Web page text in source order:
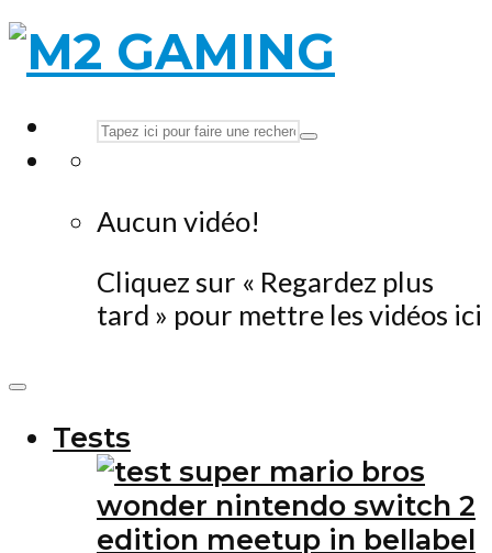
Aucun vidéo!
Cliquez sur « Regardez plus
tard » pour mettre les vidéos ici
Tests